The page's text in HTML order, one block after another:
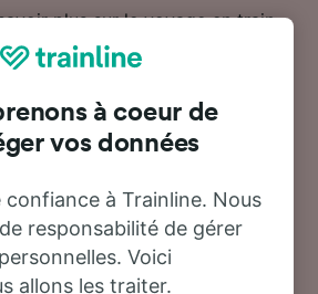
plus sur le voyage en train
? Ne cherchez pas plus loin.
en train entre Nevers et Lourdes
Chaque jour, environ 10
sur cette ligne.
lors de votre trajet entre
il n'y a pas de train direct.
et SNCF circulent sur cette
à coeur de
vos données
à Trainline. Nous
responsabilité de gérer
Voici
allons les traiter.